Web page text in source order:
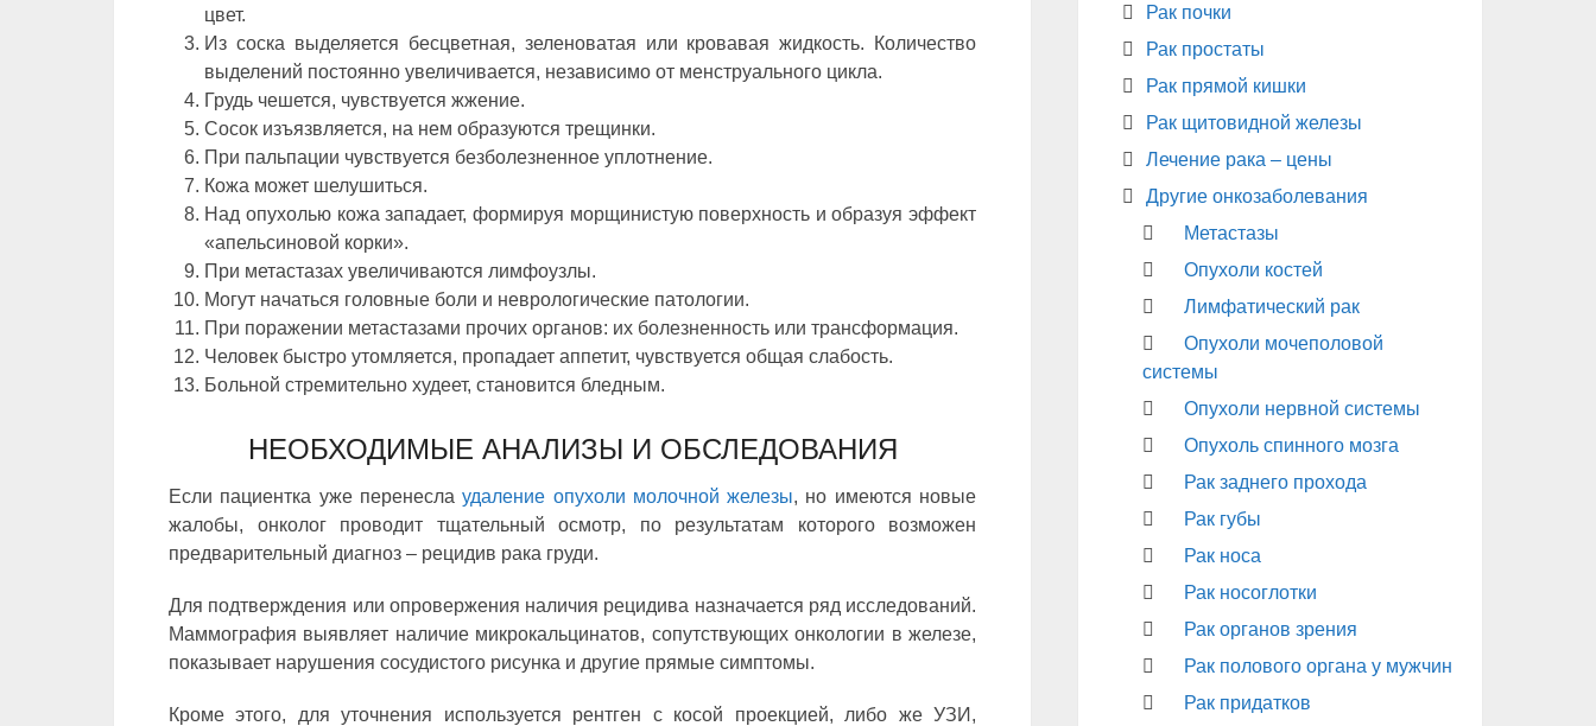
цвет.
Из соска выделяется бесцветная, зеленоватая или кровавая жидкость. Количество
выделений постоянно увеличивается, независимо от менструального цикла.
Грудь чешется, чувствуется жжение.
Сосок изъязвляется, на нем образуются трещинки.
При пальпации чувствуется безболезненное уплотнение.
Кожа может шелушиться.
Над опухолью кожа западает, формируя морщинистую поверхность и образуя эффект
«апельсиновой корки».
При метастазах увеличиваются лимфоузлы.
Могут начаться головные боли и неврологические патологии.
При поражении метастазами прочих органов: их болезненность или трансформация.
Человек быстро утомляется, пропадает аппетит, чувствуется общая слабость.
Больной стремительно худеет, становится бледным.
НЕОБХОДИМЫЕ АНАЛИЗЫ И ОБСЛЕДОВАНИЯ
Если пациентка уже перенеслаудаление опухоли молочной железы, но имеются новые
жалобы, онколог проводит тщательный осмотр, по результатам которого возможен
предварительный диагноз – рецидив рака груди.
Для подтверждения или опровержения наличия рецидива назначается ряд исследований.
Маммография выявляет наличие микрокальцинатов, сопутствующих онкологии в железе,
показывает нарушения сосудистого рисунка и другие прямые симптомы.
Кроме этого, для уточнения используется рентген с косой проекцией, либо же УЗИ,
Рак почки
Рак простаты
Рак прямой кишки
Рак щитовидной железы
Лечение рака – цены
Другие онкозаболевания
Метастазы
Опухоли костей
Лимфатический рак
Опухоли мочеполовой
системы
Опухоли нервной системы
Опухоль спинного мозга
Рак заднего прохода
Рак губы
Рак носа
Рак носоглотки
Рак органов зрения
Рак полового органа у мужчин
Рак придатков